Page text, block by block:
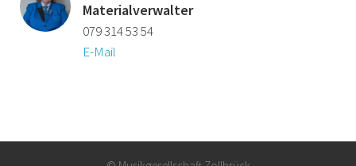
Materialverwalter
079 314 53 54
E-Mail